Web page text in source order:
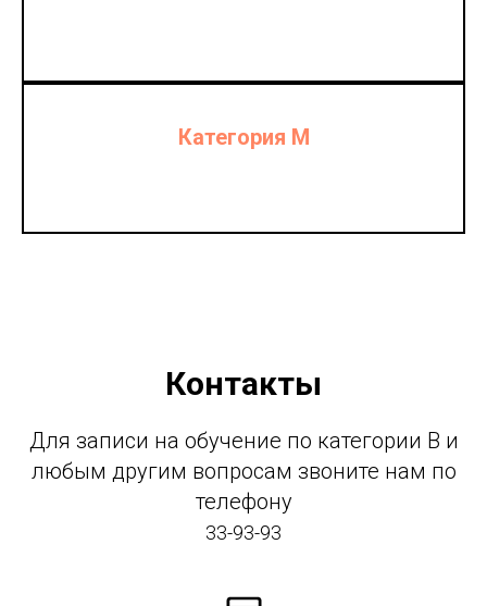
Категория М
Контакты
Для записи на обучение по категории В и
любым другим вопросам звоните нам по
телефону
33-93-93